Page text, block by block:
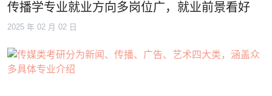
传播学专业就业方向多岗位广，就业前景看好
2025 年 02 月 02 日